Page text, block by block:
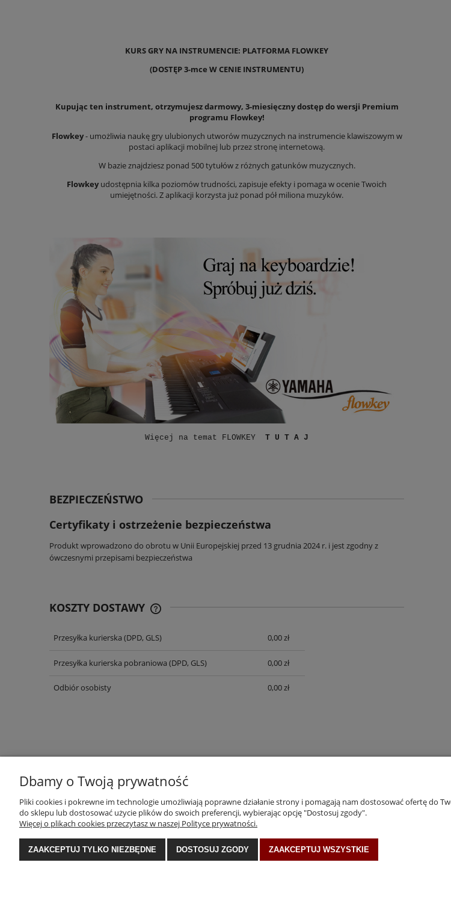
KURS GRY NA INSTRUMENCIE: PLATFORMA FLOWKEY
(DOSTĘP 3-mce W CENIE INSTRUMENTU)
Kupując ten instrument, otrzymujesz darmowy, 3-miesięczny dostęp do wersji Premium
programu Flowkey!
Flowkey- umożliwia naukę gry ulubionych utworów muzycznych na instrumencie klawiszowym w
postaci aplikacji mobilnej lub przez stronę internetową.
W bazie znajdziesz ponad 500 tytułów z różnych gatunków muzycznych.
Flowkey udostępnia kilka poziomów trudności, zapisuje efekty i pomaga w ocenie Twoich
umiejętności. Z aplikacji korzysta już ponad pół miliona muzyków.
Więcej na temat FLOWKEY T U T A J
BEZPIECZEŃSTWO
Certyfikaty i ostrzeżenie bezpieczeństwa
Produkt wprowadzono do obrotu w Unii Europejskiej przed 13 grudnia 2024 r. i jest zgodny z
ówczesnymi przepisami bezpieczeństwa
KOSZTY DOSTAWY
CENA NIE ZAWIERA EWENTUALNYCH
Przesyłka kurierska (DPD, GLS) 0,00 zł
Przesyłka kurierska pobraniowa (DPD, GLS) 0,00 zł
Odbiór osobisty 0,00 zł
KONTAKT
FORMY PŁATNOŚCI
CZAS I KOSZTY DOSTAWY
ZWROTY I REKLAMACJE
Dbamy o Twoją prywatność
Pliki cookies i pokrewne im technologie umożliwiają poprawne działanie strony i pomagają nam dostosować ofertę do
do sklepu lub dostosować użycie plików do swoich preferencji, wybierając opcję "Dostosuj zgody".
Więcej o plikach cookies przeczytasz w naszej Polityce prywatności.
ZAAKCEPTUJ TYLKO NIEZBĘDNE DOSTOSUJ ZGODY ZAAKCEPTUJ WSZYSTKIE